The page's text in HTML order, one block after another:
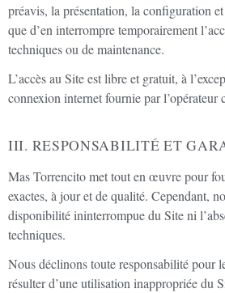
préavis, la présentation, la configuration
que d’en interrompre temporairement
techniques ou de maintenance.
L’accès au Site est libre et gratuit, à
connexion internet fournie par l’opérateur
III. RESPONSABILITÉ ET
Mas Torrencito met tout en œuvre pour
exactes, à jour et de qualité. Cependant,
disponibilité ininterrompue du Site ni
techniques.
Nous déclinons toute responsabilité pour
résulter d’une utilisation inappropriée du